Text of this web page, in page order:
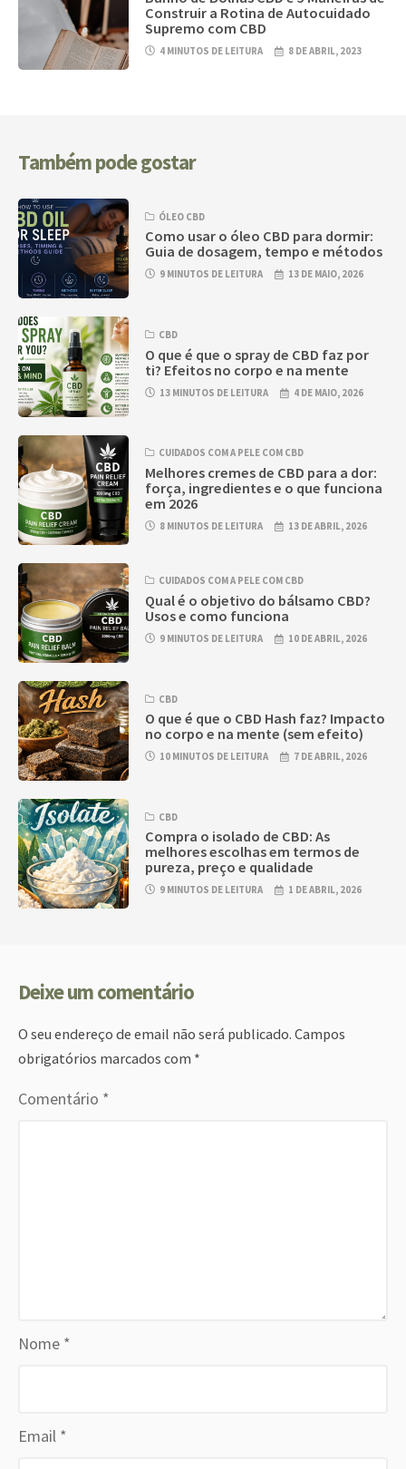
Construir a Rotina de Autocuidado
Supremo com CBD
4 MINUTOS DE LEITURA 8 DE ABRIL, 2023
Também pode gostar
ÓLEO CBD
Como usar o óleo CBD para dormir:
Guia de dosagem, tempo e métodos
9 MINUTOS DE LEITURA 13 DE MAIO, 2026
CBD
O que é que o spray de CBD faz por
ti? Efeitos no corpo e na mente
13 MINUTOS DE LEITURA 4 DE MAIO, 2026
CUIDADOS COM A PELE COM CBD
Melhores cremes de CBD para a dor:
força, ingredientes e o que funciona
em 2026
8 MINUTOS DE LEITURA 13 DE ABRIL, 2026
CUIDADOS COM A PELE COM CBD
Qual é o objetivo do bálsamo CBD?
Usos e como funciona
9 MINUTOS DE LEITURA 10 DE ABRIL, 2026
CBD
O que é que o CBD Hash faz? Impacto
no corpo e na mente (sem efeito)
10 MINUTOS DE LEITURA 7 DE ABRIL, 2026
CBD
Compra o isolado de CBD: As
melhores escolhas em termos de
pureza, preço e qualidade
9 MINUTOS DE LEITURA 1 DE ABRIL, 2026
Deixe um comentário
O seu endereço de email não será publicado. Campos
obrigatórios marcados com *
Comentário *
Nome *
Email *